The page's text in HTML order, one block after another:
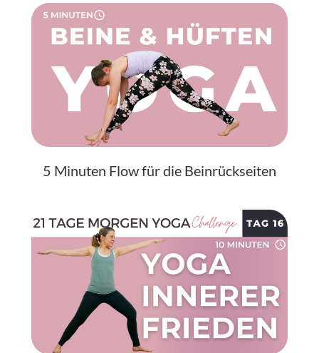
5 Minuten Flow für die Beinrückseiten